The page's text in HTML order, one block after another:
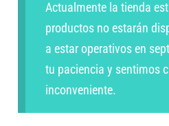
Actualmente la tienda
productos no estarán
a estar operativos en
tu paciencia y sentimos
inconveniente.